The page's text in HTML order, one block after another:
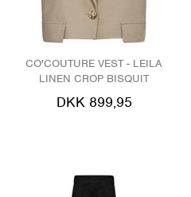
CO'COUTURE VEST - LEILA
LINEN CROP BISQUIT
DKK 899,95